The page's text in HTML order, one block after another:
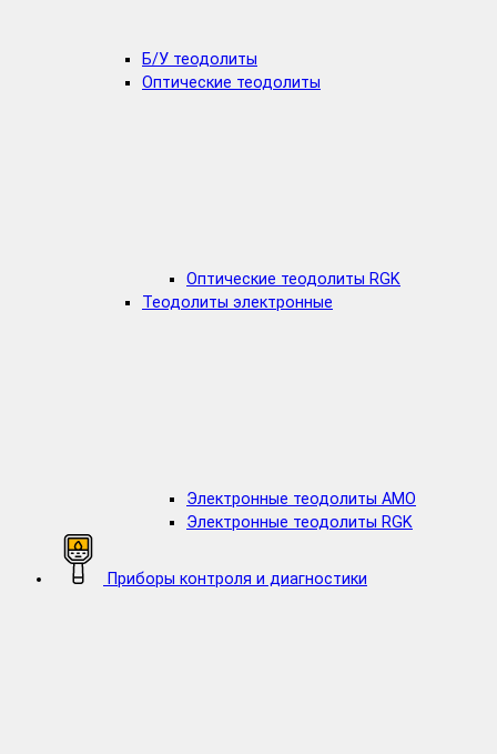
Б/У теодолиты
Оптические теодолиты
Оптические теодолиты RGK
Теодолиты электронные
Электронные теодолиты AMO
Электронные теодолиты RGK
Приборы контроля и диагностики